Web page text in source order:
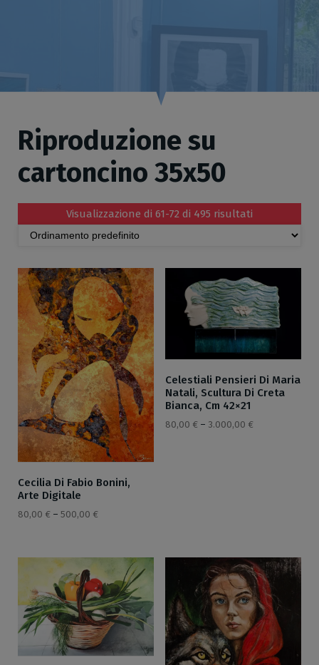
Riproduzione su
cartoncino 35x50
Visualizzazione di 61-72 di 495 risultati
Cecilia Di Fabio Bonini,
Arte Digitale
80,00 € – 500,00 €
Celestiali Pensieri Di Maria
Natali, Scultura Di Creta
Bianca, Cm 42×21
80,00 € – 3.000,00 €